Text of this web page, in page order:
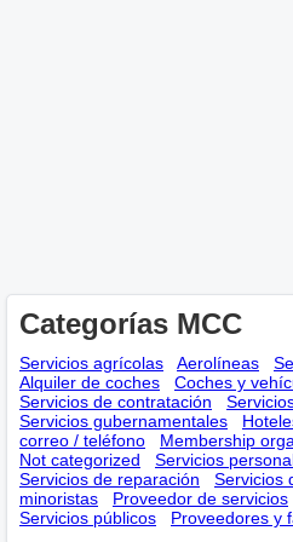
Categorías MCC
Servicios agrícolas Aerolíneas
Alquiler de coches
Coches y
Servicios de contratación
Servicios gubernamentales
correo / teléfono
Membership
Not categorized
Servicios
Servicios de reparación
Servicios
minoristas
Proveedor de servicios
Servicios públicos
Proveedores y